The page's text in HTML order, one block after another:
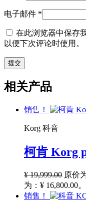
电子邮件 *
在此浏览器中保存
以便下次评论时使用。
相关产品
销售！
Korg 科音
柯肯 Korg
¥19,999.00 原价
为：¥ 16,800.00。
销售！